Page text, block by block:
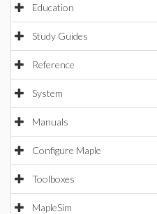
Education
Study Guides
Reference
System
Manuals
Configure Maple
Toolboxes
MapleSim